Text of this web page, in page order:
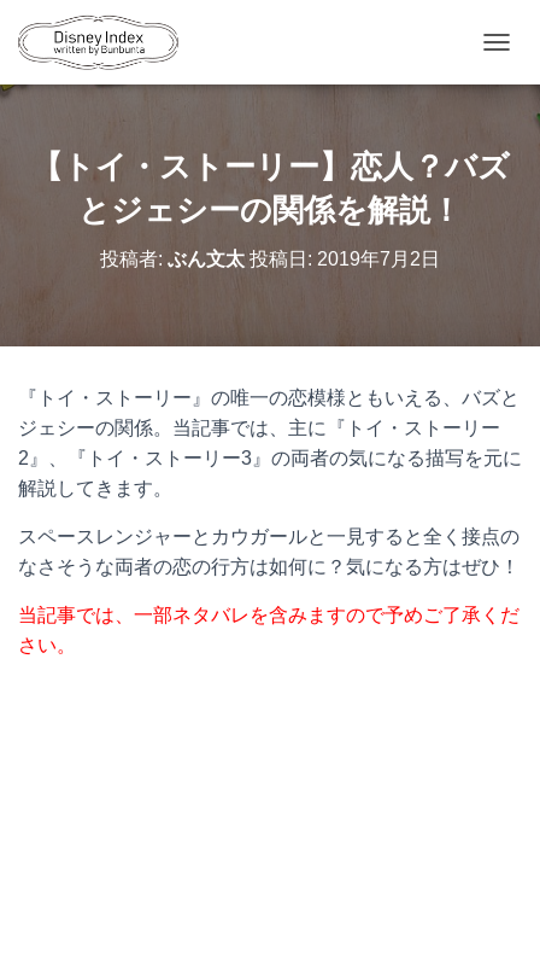
ビ
シ
ョ
【トイ・ストーリー】恋人？バズ
とジェシーの関係を解説！
投稿者: ぶん文太 投稿日: 2019年7月2日
『トイ・ストーリー』の唯一の恋模様ともいえる、バズと
ジェシーの関係。当記事では、主に『トイ・ストーリー
2 』、『トイ・ストーリー3 』の両者の気になる描写を元に
解説してきます。
スペースレンジャーとカウガールと一見すると全く接点の
なさそうな両者の恋の行方は如何に？気になる方はぜひ！
当記事では、一部ネタバレを含みますので予めご了承くだ
さい。